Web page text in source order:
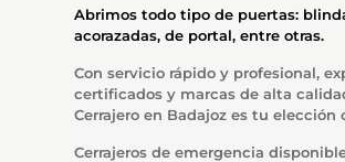
Abrimos todo tipo de puertas:
acorazadas, de portal, entre otras.
Con servicio rápido y profesional,
certificados y marcas de alta
Cerrajero en Badajoz es tu elección
Cerrajeros de emergencia